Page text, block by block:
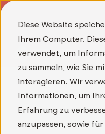
Diese Website
Ihrem Computer.
verwendet, um
zu sammeln, wie Sie
interagieren. Wir
Informationen, um
Erfahrung zu
anzupassen, sowie